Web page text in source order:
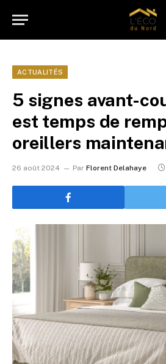
ACTUALITÉS
5 signes avant-
est temps de
oreillers
26 août 2024 Par Florent Delahaye